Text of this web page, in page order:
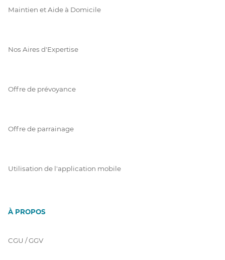
Maintien et Aide à Domicile
Nos Aires d'Expertise
Offre de prévoyance
Offre de parrainage
Utilisation de l'application mobile
À PROPOS
CGU / GGV